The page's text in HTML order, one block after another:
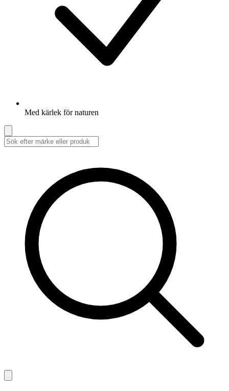
Med kärlek för naturen